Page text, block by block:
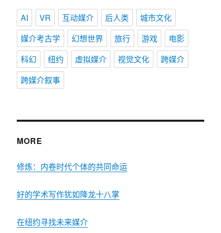
AI VR 互动媒介 后人类
城市文化
媒介考古学
幻想世界 旅行 游戏
电影
科幻
纽约 虚拟媒介 视觉文化
跨媒介
跨媒介叙事
MORE
修炼：内卷时代个体的共同命运
好的学术写作犹如降龙十八掌
在纽约寻找未来媒介